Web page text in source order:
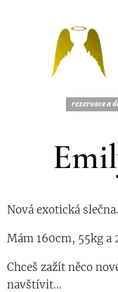
rezervace a
Nová exotická slečna.
Mám 160cm, 55kg a
Chceš zažít něco
navštívit...